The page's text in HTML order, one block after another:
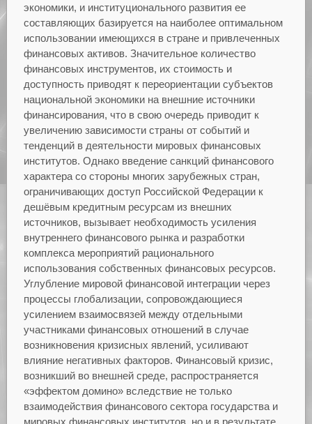
экономики, и институционального развития ее
составляющих базируется на наиболее оптимальном
использовании имеющихся в стране и привлеченных
финансовых активов. Значительное количество
финансовых инструментов, их стоимость и
доступность приводят к переориентации субъектов
национальной экономики на внешние источники
финансирования, что в свою очередь приводит к
увеличению зависимости страны от событий и
тенденций в деятельности мировых финансовых
институтов. Однако введение санкций финансового
характера со стороны многих зарубежных стран,
ограничивающих доступ Российской Федерации к
дешёвым кредитным ресурсам из внешних
источников, вызывает необходимость усиления
внутреннего финансового рынка и разработки
комплекса мероприятий рационального
использования собственных финансовых ресурсов.
Углубление мировой финансовой интеграции через
процессы глобализации, сопровождающиеся
усилением взаимосвязей между отдельными
участниками финансовых отношений в случае
возникновения кризисных явлений, усиливают
влияние негативных факторов. Финансовый кризис,
возникший во внешней среде, распространяется
«эффектом домино» вследствие не только
взаимодействия финансового сектора государства и
мировых финансовых институтов, но и в результате